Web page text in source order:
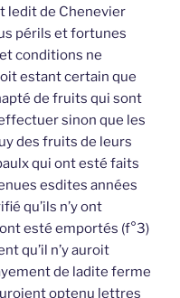
ledit de Chenevier
périls et fortunes
conditions ne
estant certain que
de fruits qui sont
sinon que les
des fruits de leurs
qui ont esté faits
esdites années
qu’ils n’y ont
esté emportés (f°3)
qu’il n’y auroit
de ladite ferme
optenu lettres